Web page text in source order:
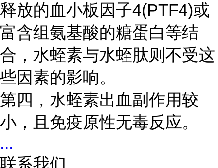
释放的血小板因子4(PTF4)或
富含组氨基酸的糖蛋白等结
合，水蛭素与水蛭肽则不受这
些因素的影响。
第四，水蛭素出血副作用较
小，且免疫原性无毒反应。
...
联系我们